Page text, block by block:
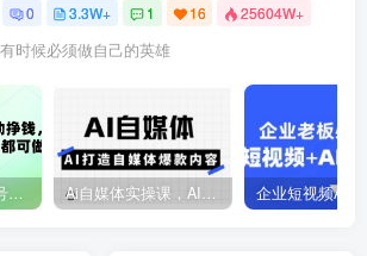
0 3.3W+ 1 16 25604W+
有时候必须做自己的英雄
deepseek+AI公众号自动挣钱，轻松月入过W，手机电脑都可做